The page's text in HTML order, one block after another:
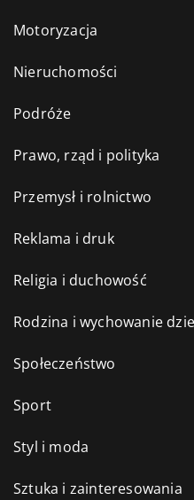
Motoryzacja
Nieruchomości
Podróże
Prawo, rząd i polityka
Przemysł i rolnictwo
Reklama i druk
Religia i duchowość
Rodzina i wychowanie
Społeczeństwo
Sport
Styl i moda
Sztuka i zainteresowania